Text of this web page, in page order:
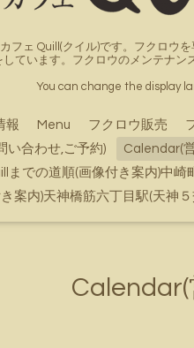
フェ Quill(クイル)です。フクロ
ています。フクロウのメンテナ
You can change the display
報 Menu フクロウ販売
い合わせ,ご予約)
Calendar(
までの道順(画像付き案内)中崎
案内)天神橋筋六丁目駅(天神
Calendar(